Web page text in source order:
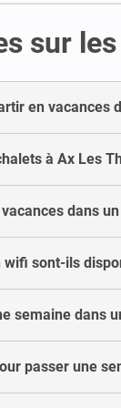
sur
en vacances
à Ax Les
dans
wifi sont-ils
semaine dans
passer une